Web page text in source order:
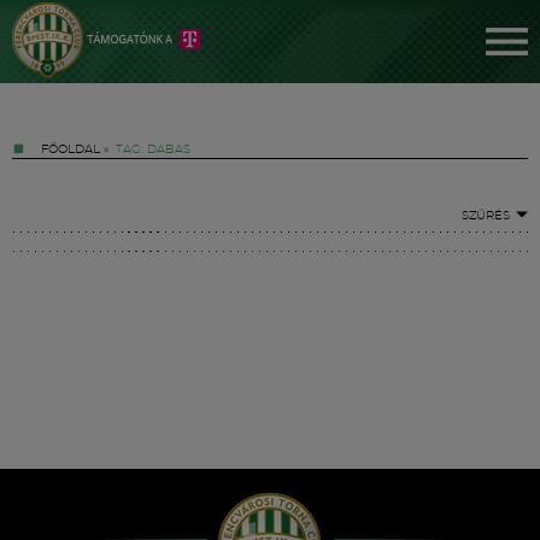
FŐOLDAL » TAG: DABAS
SZŰRÉS
Hírek